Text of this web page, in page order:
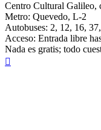
Centro Cultural Galileo,
Metro: Quevedo, L-2
Autobuses: 2, 12, 16,
Acceso: Entrada libre
Nada es gratis; todo